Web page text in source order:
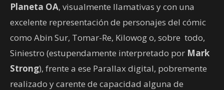
Planeta OA, visualmente llamativas y con una
excelente representación de personajes del cómic
como Abin Sur, Tomar-Re, Kilowog o, sobre todo,
Siniestro (estupendamente interpretado por Mark
Strong), frente a ese Parallax digital, pobremente
realizado y carente de capacidad alguna de